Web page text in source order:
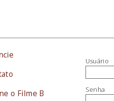
o Filme B
Usuário
Senha